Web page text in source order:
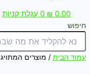
₪ 0.00
0 עגלת קניות
חיפוש
עמוד הבית / מוצרים